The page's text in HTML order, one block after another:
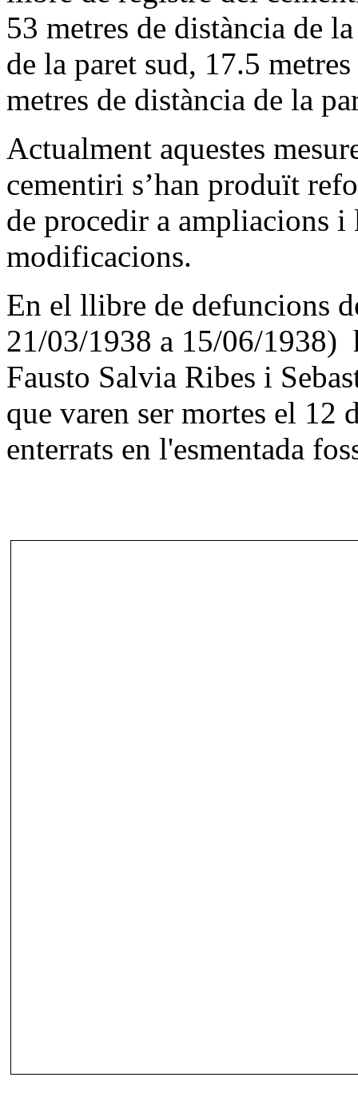
53 metres de distància de
de la paret sud, 17.5
metres de distància de la
Actualment aquestes
cementiri s’han produït
de procedir a ampliacions i
modificacions.
En el llibre de defuncions
21/03/1938 a 15/06/1938)
Fausto Salvia Ribes i
que varen ser mortes el
enterrats en l'esmentada